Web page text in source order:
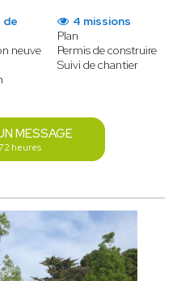
de
neuve
4 missions
Plan
Permis de construire
Suivi de chantier
MESSAGE
heures